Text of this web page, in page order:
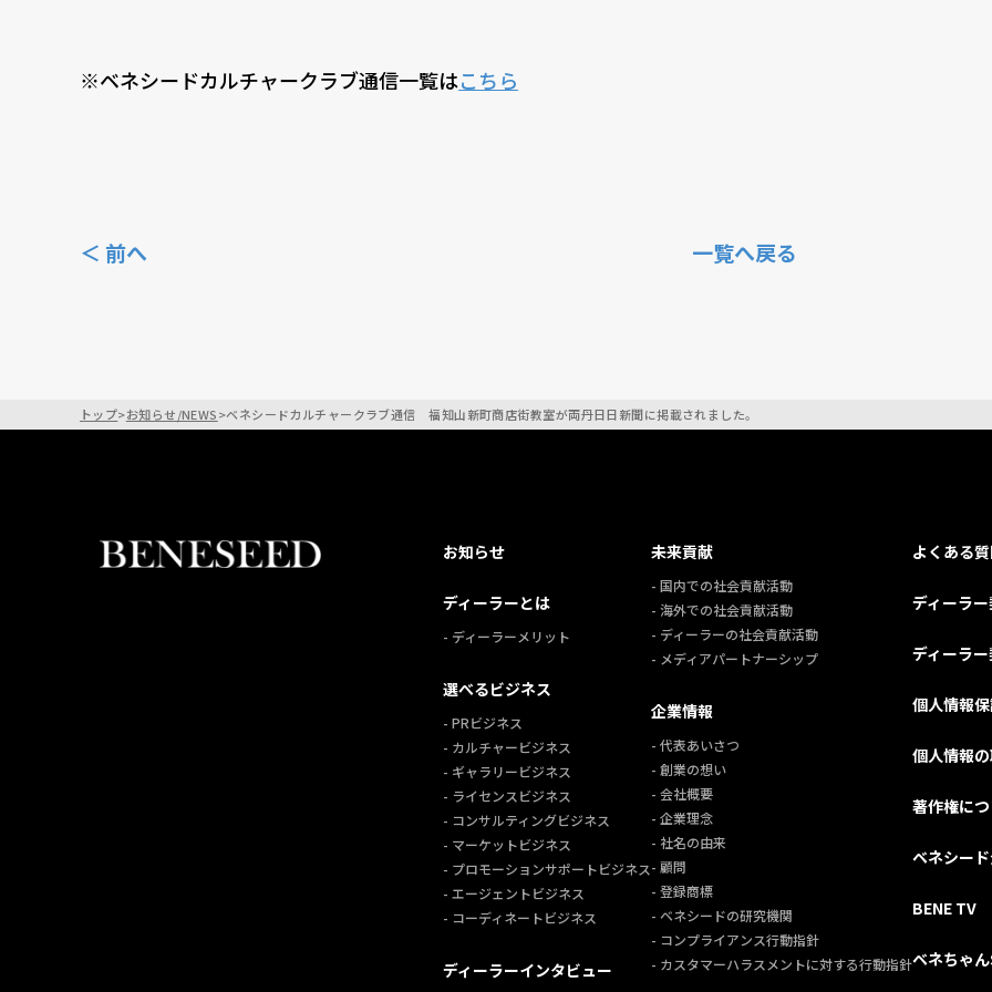
※ベネシードカルチャークラブ通信一覧はこちら
＜ 前へ 一覧へ戻る
トップ>お知らせ/NEWS>ベネシードカルチャークラブ通信 福知山新町商店街教室が両丹日日新聞に掲載されました。
お知らせ
ディーラーとは
- ディーラーメリット
選べるビジネス
- PRビジネス
- カルチャービジネス
- ギャラリービジネス
- ライセンスビジネス
- コンサルティングビジネス
- マーケットビジネス
- プロモーションサポートビジネス
- エージェントビジネス
- コーディネートビジネス
ディーラーインタビュー
未来貢献
- 国内での社会貢献活動
- 海外での社会貢献活動
- ディーラーの社会貢献活動
- メディアパートナーシップ
企業情報
- 代表あいさつ
- 創業の想い
- 会社概要
- 企業理念
- 社名の由来
- 顧問
- 登録商標
- ベネシードの研究機関
- コンプライアンス行動指針
- カスタマーハラスメントに対する行動指針
よくある
ディーラ
ディーラ
個人情報
個人情報
著作権に
ベネシー
BENE TV
ベネちゃ